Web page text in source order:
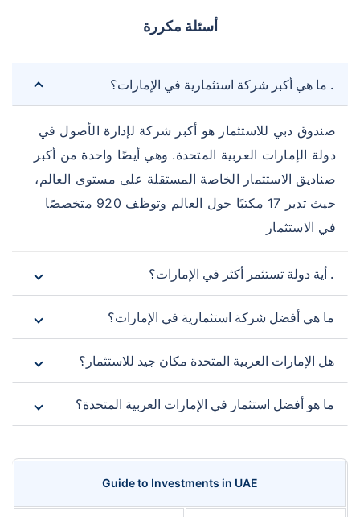
أسئلة مكررة
. ما هي أكبر شركة استثمارية في الإمارات؟
صندوق دبي للاستثمار هو أكبر شركة لإدارة الأصول في
دولة الإمارات العربية المتحدة. وهي أيضًا واحدة من أكبر
صناديق الاستثمار الخاصة المستقلة على مستوى العالم،
حيث تدير 17 مكتبًا حول العالم وتوظف 920 متخصصًا
في الاستثمار
. أية دولة تستثمر أكثر في الإمارات؟
ما هي أفضل شركة استثمارية في الإمارات؟
هل الإمارات العربية المتحدة مكان جيد للاستثمار؟
ما هو أفضل استثمار في الإمارات العربية المتحدة؟
Guide to Investments in UAE